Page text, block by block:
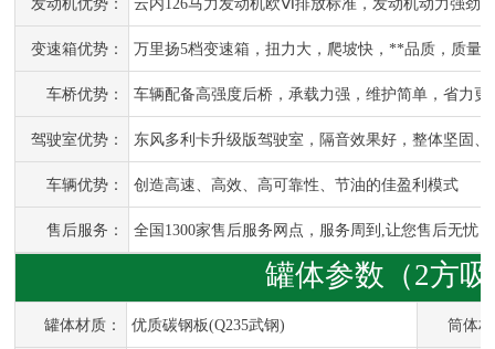
发动机优势： 云内126马力发动机欧Ⅵ排放标准，发动机动力强劲
变速箱优势： 万里扬5档变速箱，扭力大，爬坡快， **品质，质量
车桥优势： 车辆配备高强度后桥，承载力强，维护简单 ，省力
驾驶室优势： 东风多利卡升级版驾驶室，隔音效果好，整体坚固、
车辆优势： 创造高速、高效、高可靠性、节油的佳盈利模式
售后服务： 全国1300家售后服务网点，服务周到,让您售后无忧！
罐体参数（2方
罐体材质： 优质碳钢板(Q235武钢) 筒体